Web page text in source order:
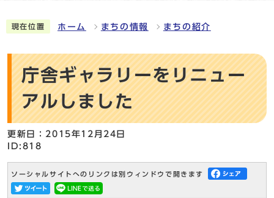
現在位置 ホーム まちの情報 まちの紹介
庁舎ギャラリーをリニュー
アルしました
更新日：2015年12月24日
ID:818
ソーシャルサイトへのリンクは別ウィンドウで開きます